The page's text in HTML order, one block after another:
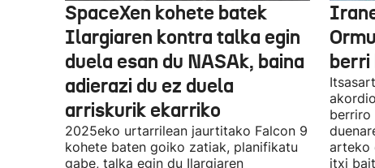
SpaceXen kohete batek
Ilargiaren kontra talka egin
duela esan du NASAk, baina
adierazi du ez duela
arriskurik ekarriko
2025eko urtarrilean jaurtitako Falcon 9
kohete baten goiko zatiak, planifikatu
gabe, talka egin du Ilargiaren
berri
berriro
arteko
itxi